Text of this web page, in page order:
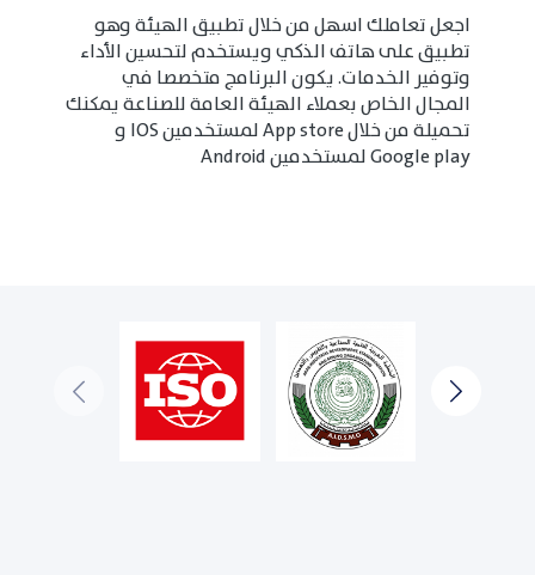
اجعل تعاملك اسهل من خلال تطبيق الهيئة وهو
تطبيق على هاتف الذكي ويستخدم لتحسين الأداء
وتوفير الخدمات. يكون البرنامج متخصصا في
المجال الخاص بعملاء الهيئة العامة للصناعة يمكنك
تحميلة من خلال App store لمستخدمين IOS و
Google play لمستخدمين Android